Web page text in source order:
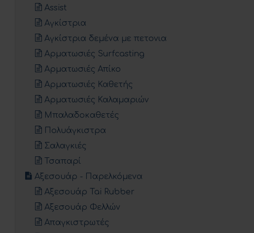
Assist
Αγκίστρια
Αγκίστρια δεμένα με πετονια
Αρματωσιές Surfcasting
Αρματωσιές Απίκο
Αρματωσιές Καθετής
Αρματωσιές Καλαμαριών
Μπαλαδοκαθετές
Πολυάγκιστρα
Σαλαγκιές
Τσαπαρί
Αξεσουάρ - Παρελκόμενα
Αξεσουάρ Tai Rubber
Αξεσουάρ Φελλών
Απαγκιστρωτές